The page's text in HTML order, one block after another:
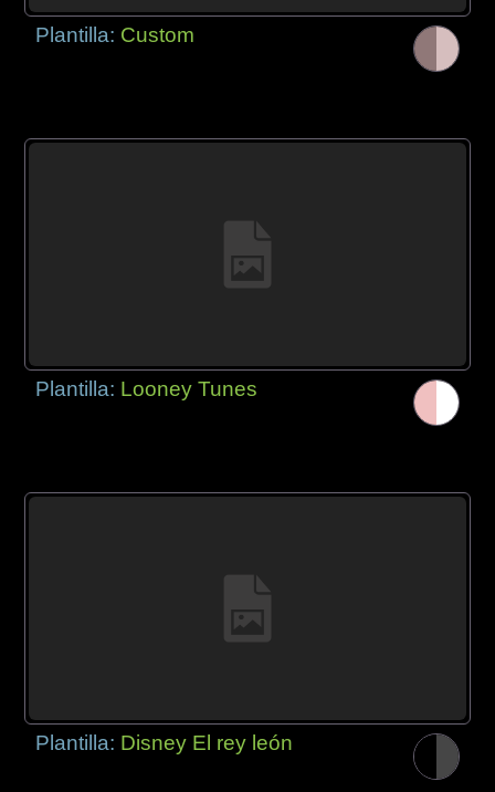
Plantilla: Custom
Plantilla: Looney Tunes
Plantilla: Disney El rey león